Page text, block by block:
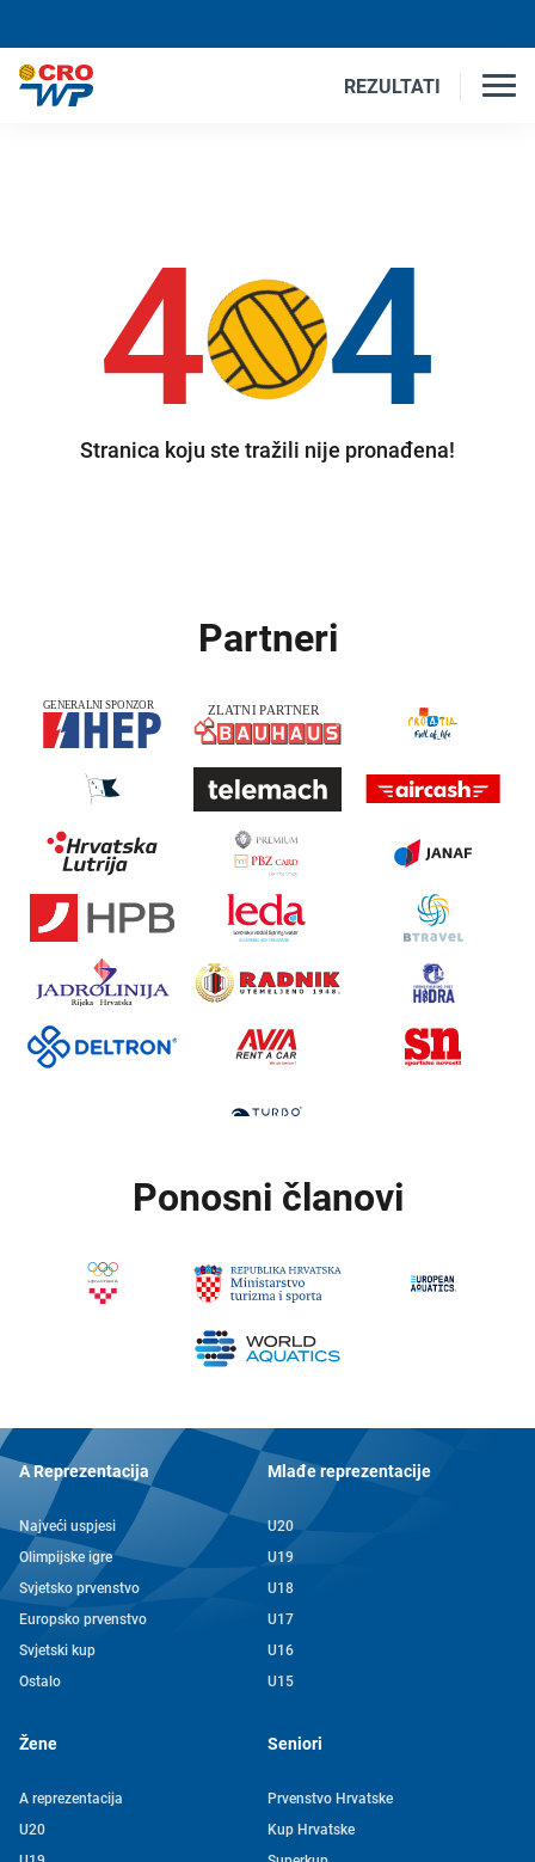
REZULTATI
4 4
Stranica koju ste tražili nije pronađena!
Partneri
Ponosni članovi
A Reprezentacija
Najveći uspjesi
Olimpijske igre
Svjetsko prvenstvo
Europsko prvenstvo
Svjetski kup
Ostalo
Mlađe reprezentacije
U20
U19
U18
U17
U16
U15
Žene
A reprezentacija
U20
Seniori
Prvenstvo Hrvatske
Kup Hrvatske